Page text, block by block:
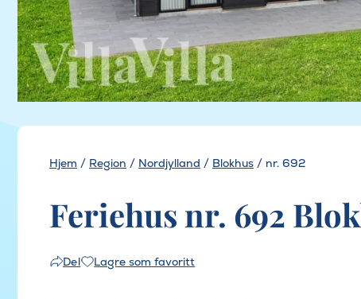
Hjem / Region / Nordjylland / Blokhus / nr. 692
Feriehus nr. 692
Del Lagre som favoritt